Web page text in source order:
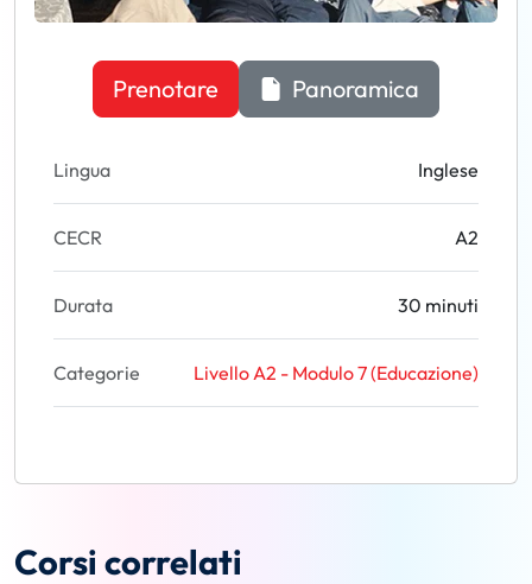
Prenotare Panoramica
Lingua Inglese
CECR A2
Durata 30 minuti
Categorie Livello A2 - Modulo 7 (Educazione)
Corsi correlati